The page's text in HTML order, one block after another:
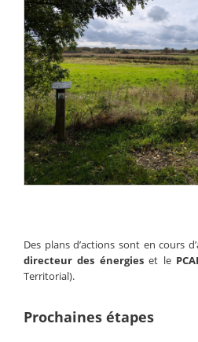
Des plans d’actions sont en cours
directeur des énergieset le
Territorial).
Prochaines étapes